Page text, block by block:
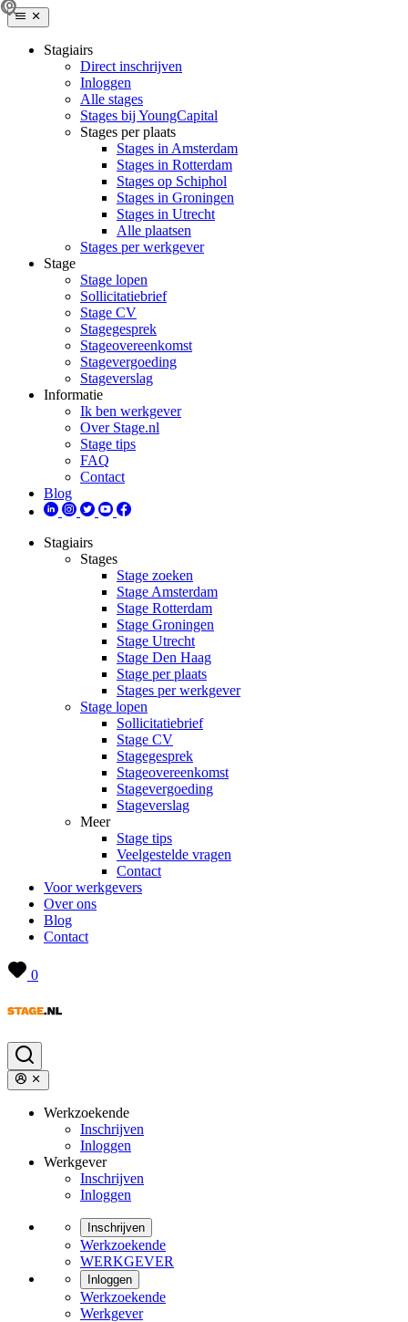
Stagiairs
Direct inschrijven
Inloggen
Alle stages
Stages bij YoungCapital
Stages per plaats
Stages in Amsterdam
Stages in Rotterdam
Stages op Schiphol
Stages in Groningen
Stages in Utrecht
Alle plaatsen
Stages per werkgever
Stage
Stage lopen
Sollicitatiebrief
Stage CV
Stagegesprek
Stageovereenkomst
Stagevergoeding
Stageverslag
Informatie
Ik ben werkgever
Over Stage.nl
Stage tips
FAQ
Contact
Blog
Stagiairs
Stages
Stage zoeken
Stage Amsterdam
Stage Rotterdam
Stage Groningen
Stage Utrecht
Stage Den Haag
Stage per plaats
Stages per werkgever
Stage lopen
Sollicitatiebrief
Stage CV
Stagegesprek
Stageovereenkomst
Stagevergoeding
Stageverslag
Meer
Stage tips
Veelgestelde vragen
Contact
Voor werkgevers
Over ons
Blog
Contact
0
Werkzoekende
Inschrijven
Inloggen
Werkgever
Inschrijven
Inloggen
Inschrijven
Werkzoekende
WERKGEVER
Inloggen
Werkzoekende
Werkgever